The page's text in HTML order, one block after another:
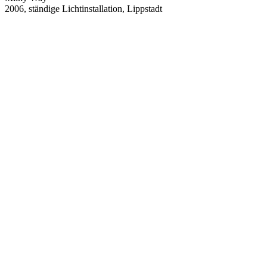
2006, ständige Lichtinstallation, Lippstadt